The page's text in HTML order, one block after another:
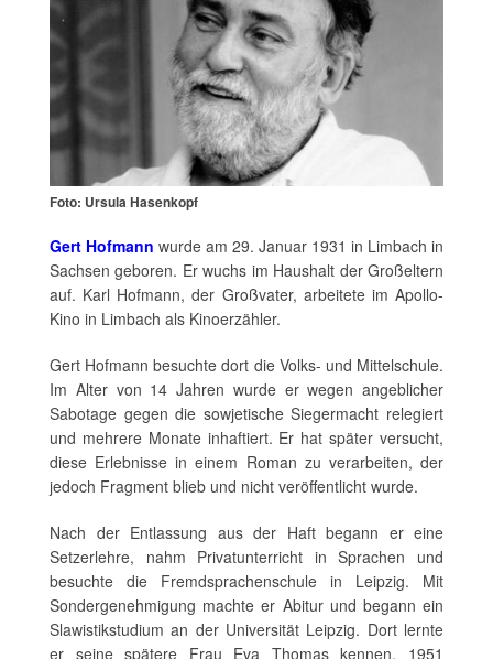
Foto: Ursula Hasenkopf
Gert Hofmann wurde am 29. Januar 1931 in Limbach in
Sachsen geboren. Er wuchs im Haushalt der Großeltern
auf. Karl Hofmann, der Großvater, arbeitete im Apollo-
Kino in Limbach als Kinoerzähler.
Gert Hofmann besuchte dort die Volks- und Mittelschule.
Im Alter von 14 Jahren wurde er wegen angeblicher
Sabotage gegen die sowjetische Siegermacht relegiert
und mehrere Monate inhaftiert. Er hat später versucht,
diese Erlebnisse in einem Roman zu verarbeiten, der
jedoch Fragment blieb und nicht veröffentlicht wurde.
Nach der Entlassung aus der Haft begann er eine
Setzerlehre, nahm Privatunterricht in Sprachen und
besuchte die Fremdsprachenschule in Leipzig. Mit
Sondergenehmigung machte er Abitur und begann ein
Slawistikstudium an der Universität Leipzig. Dort lernte
er seine spätere Frau Eva Thomas kennen. 1951